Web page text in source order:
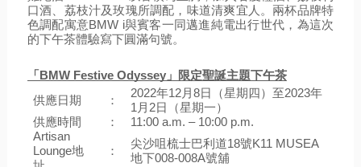
口酒、荔枝汁及玫瑰所調配，味道清爽宜人。兩杯品牌特
色調配寓意BMW i與賓客一同邁進純電出行世代，為這次
的下午茶體驗寫下圓滿句號。
「BMW Festive Odyssey」限定聖誕主題下午茶
供應日期
：
2022年12月8日（星期四）至2023年
1月2日（星期一）
供應時間
：
11:00 a.m. – 10:00 p.m.
Artisan
Lounge地
：
尖沙咀梳士巴利道18號K11 MUSEA
地下008-008A號舖